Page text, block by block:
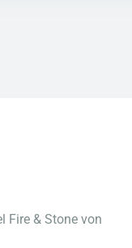
Fire & Stone von